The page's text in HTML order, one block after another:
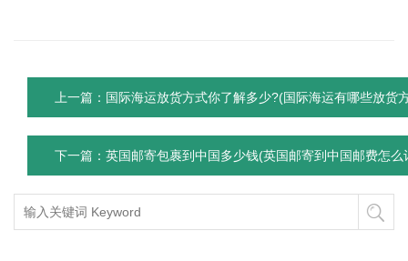
上一篇：国际海运放货方式你了解多少?(国际海运有哪些放货
下一篇：英国邮寄包裹到中国多少钱(英国邮寄到中国邮费怎么